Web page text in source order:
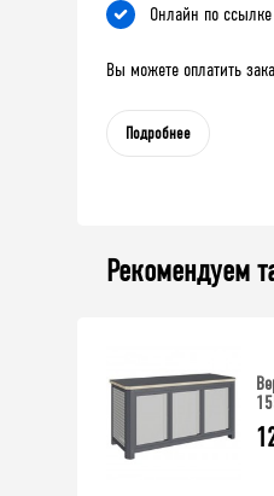
Онлайн по ссылке
Вы можете оплатить
Подробнее
Рекомендуем